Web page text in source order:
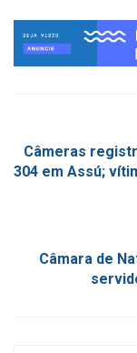
Câmeras
304 em Assú;
Câmara de